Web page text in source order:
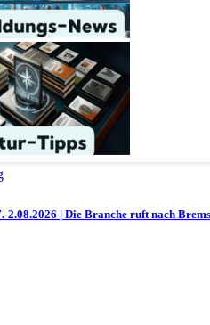
2.08.2026 | Die Branche ruft nach